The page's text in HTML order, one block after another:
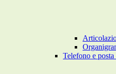
Telefono e posta